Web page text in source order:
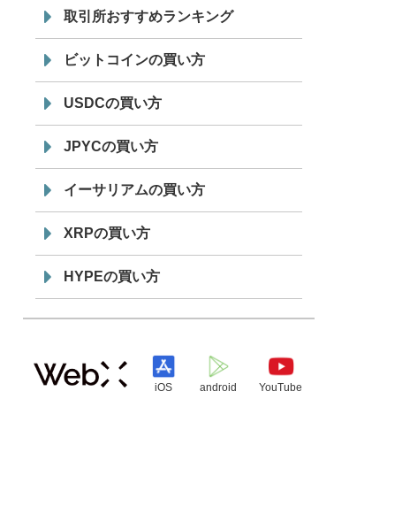
19:30
てステーブルコイン「JPYSC」徹底解
説セミナーを開催
取引所おすすめランキング
ビットコインの買い方
USDCの買い方
JPYCの買い方
イーサリアムの買い方
XRPの買い方
HYPEの買い方
iOS android YouTube